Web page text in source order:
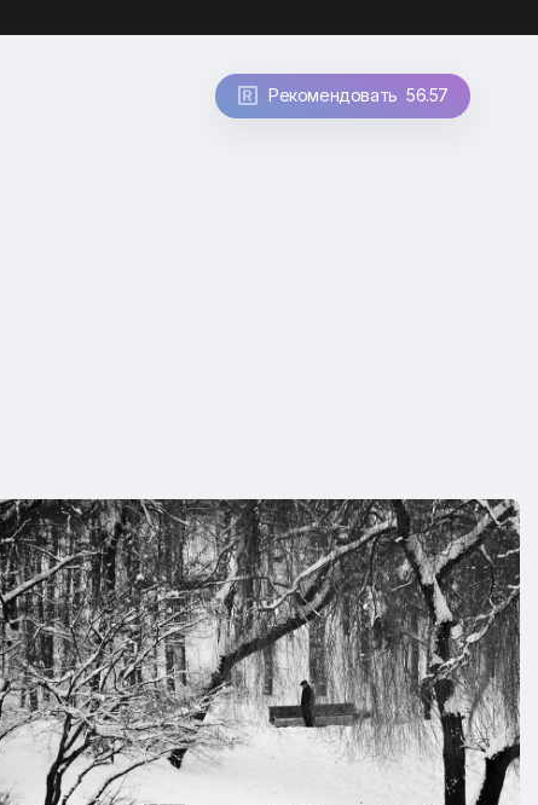
 Рекомендовать 56.57